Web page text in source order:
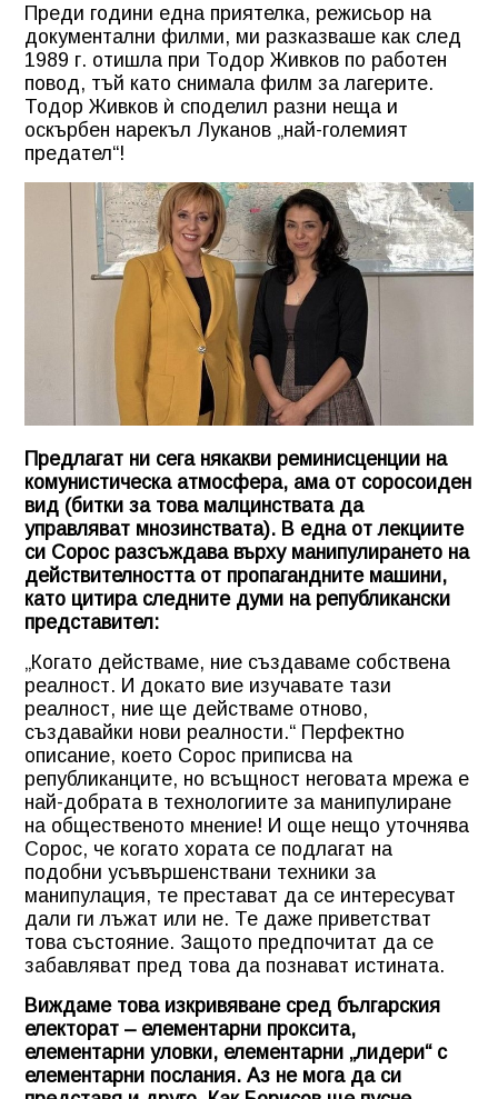
Преди години една приятелка, режисьор на
документални филми, ми разказваше как след
1989 г. отишла при Тодор Живков по работен
повод, тъй като снимала филм за лагерите.
Тодор Живков ѝ споделил разни неща и
оскърбен нарекъл Луканов „най-големият
предател“!
Предлагат ни сега някакви реминисценции на
комунистическа атмосфера, ама от соросоиден
вид (битки за това малцинствата да
управляват мнозинствата). В една от лекциите
си Сорос разсъждава върху манипулирането на
действителността от пропагандните машини,
като цитира следните думи на републикански
представител:
„Когато действаме, ние създаваме собствена
реалност. И докато вие изучавате тази
реалност, ние ще действаме отново,
създавайки нови реалности.“ Перфектно
описание, което Сорос приписва на
републиканците, но всъщност неговата мрежа е
най-добрата в технологиите за манипулиране
на общественото мнение! И още нещо уточнява
Сорос, че когато хората се подлагат на
подобни усъвършенствани техники за
манипулация, те престават да се интересуват
дали ги лъжат или не. Те даже приветстват
това състояние. Защото предпочитат да се
забавляват пред това да познават истината.
Виждаме това изкривяване сред българския
електорат – елементарни проксита,
елементарни уловки, елементарни „лидери“ с
елементарни послания. Аз не мога да си